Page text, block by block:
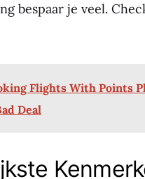
bespaar je veel.
Flights With Points
Deal